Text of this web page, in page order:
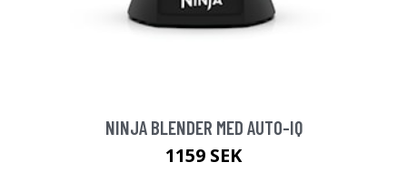
NINJA BLENDER MED AUTO-IQ
1159 SEK